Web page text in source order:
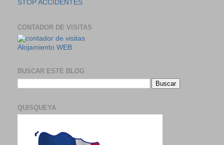
STOP ACCIDENTES
CONTADOR DE VISITAS
Alojamiento WEB
BUSCAR ESTE BLOG
QUISQUEYA